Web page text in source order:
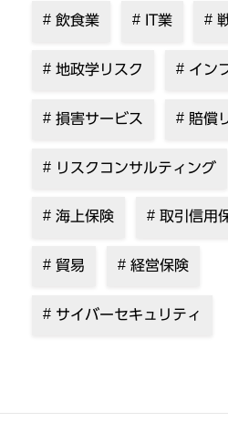
飲食業 IT業
地政学リスク イン
損害サービス 賠償
リスクコンサルティング
海上保険 取引信用
貿易 経営保険
サイバーセキュリティ